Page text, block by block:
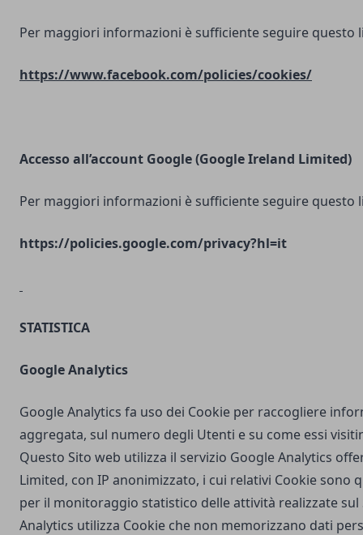
Per maggiori informazioni è sufficiente seguire questo
https://www.facebook.com/policies/cookies/
Accesso all’account Google (Google Ireland Limited)
Per maggiori informazioni è sufficiente seguire questo
https://policies.google.com/privacy?hl=it
STATISTICA
Google Analytics
Google Analytics fa uso dei Cookie per raccogliere
aggregata, sul numero degli Utenti e su come essi
Questo Sito web utilizza il servizio Google Analytics
Limited, con IP anonimizzato, i cui relativi Cookie sono
per il monitoraggio statistico delle attività realizzate sul
Analytics utilizza Cookie che non memorizzano dati